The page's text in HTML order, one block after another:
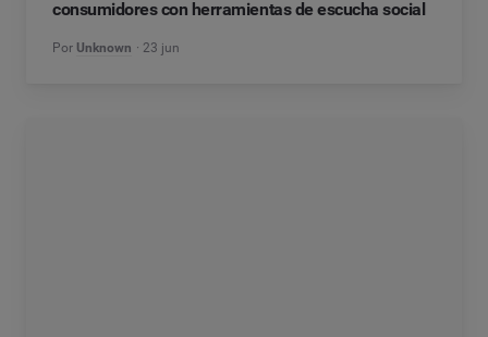
consumidores con herramientas de escucha social
Por Unknown 23 jun